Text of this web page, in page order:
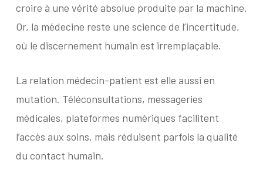
croire à une vérité absolue produite par la machine.
Or, la médecine reste une science de l’incertitude,
où le discernement humain est irremplaçable.
La relation médecin-patient est elle aussi en
mutation. Téléconsultations, messageries
médicales, plateformes numériques facilitent
l’accès aux soins, mais réduisent parfois la qualité
du contact humain.